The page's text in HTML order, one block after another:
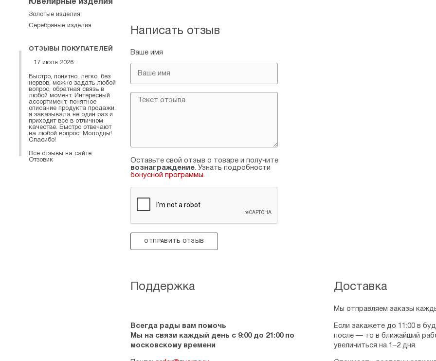
Написать отзыв
Ваше имя
Оставьте свой отзыв о товаре и получите
вознаграждение. Узнать подробности
бонусной программы.
ОТПРАВИТЬ ОТЗЫВ
Поддержка
Всегда рады вам помочь
Мы на связи каждый день с 9:00 до 21:00 по
московскому времени
Доставка
Мы отправляем заказы
Если закажете до 11:00 в
после — то в ближайший
увеличиться на 1–2 дня.
Ювелирные изделия
Золотые изделия
Серебряные изделия
ОТЗЫВЫ ПОКУПАТЕЛЕЙ
17 июля 2026:
Быстро, понятно, легко, без
нервов, можно задать любой
вопрос, обратная связь в
любой момент. Интересный
ассортимент, понятное
описание продукта продажи.
я заказывала не один раз и
приходит все в отличном
качестве. Быстро отвечают
на любой вопрос. Молодцы!
Спасибо!
Все отзывы на сайте
Отзовик